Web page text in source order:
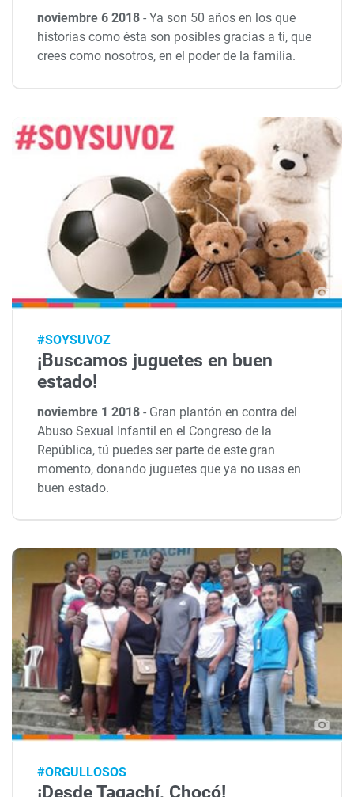
noviembre 6 2018-Ya son 50 años en los que
historias como ésta son posibles gracias a ti, que
crees como nosotros, en el poder de la familia.
#SOYSUVOZ
¡Buscamos juguetes en buen
estado!
noviembre 1 2018- Gran plantón en contra del
Abuso Sexual Infantil en el Congreso de la
República, tú puedes ser parte de este gran
momento, donando juguetes que ya no usas en
buen estado.
#ORGULLOSOS
¡Desde Tagachí, Chocó!